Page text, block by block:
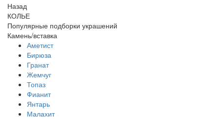
Назад
КОЛЬЕ
Популярные подборки украшений
Камень/вставка
Аметист
Бирюза
Гранат
Жемчуг
Топаз
Фианит
Янтарь
Малахит